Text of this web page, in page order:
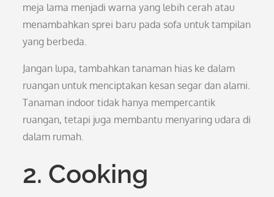
meja lama menjadi warna yang lebih cerah atau
menambahkan sprei baru pada sofa untuk tampilan
yang berbeda.
Jangan lupa, tambahkan tanaman hias ke dalam
ruangan untuk menciptakan kesan segar dan alami.
Tanaman indoor tidak hanya mempercantik
ruangan, tetapi juga membantu menyaring udara di
dalam rumah.
2. Cooking